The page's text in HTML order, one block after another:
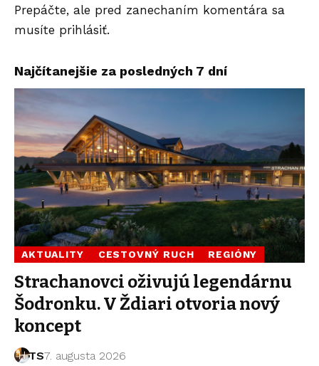
Prepáčte, ale pred zanechaním komentára sa
musíte prihlásiť.
Najčítanejšie za posledných 7 dní
AKTUALITY CESTOVNÝ RUCH REGIÓNY
Strachanovci oživujú legendárnu
Šodronku. V Ždiari otvoria nový
koncept
TS7. augusta 2026